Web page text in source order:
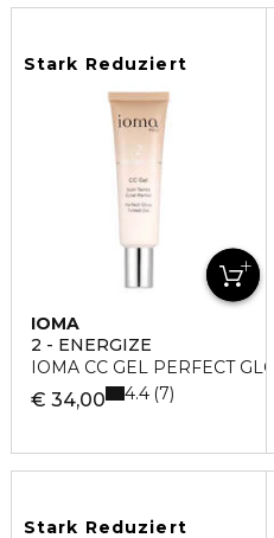
Stark Reduziert
IOMA
2 - ENERGIZE
IOMA CC GEL PERFECT
€ 34,00 4.4 7
Stark Reduziert